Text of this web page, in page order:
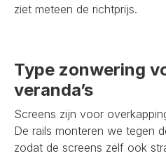
ziet meteen de richtprijs.
Type zonwering
veranda’s
Screens zijn voor
De rails monteren we tegen
zodat de screens zelf ook